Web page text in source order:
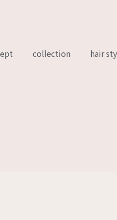
collection hair